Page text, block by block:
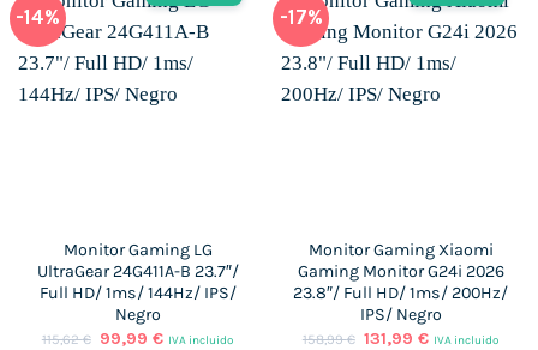
-14%
Monitor Gaming LG
UltraGear 24G411A-B 23.7″/
Full HD/ 1ms/ 144Hz/ IPS/
Negro
115,62€ El
99,99€ElIVA incluido
-17%
Monitor Gaming Xiaomi
Gaming Monitor G24i 2026
23.8″/ Full HD/ 1ms/ 200Hz/
IPS/ Negro
158,99€ El
131,99€ElIVA incluido